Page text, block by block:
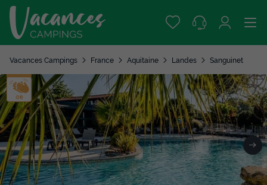
Vacances Campings France Aquitaine Landes Sanguinet